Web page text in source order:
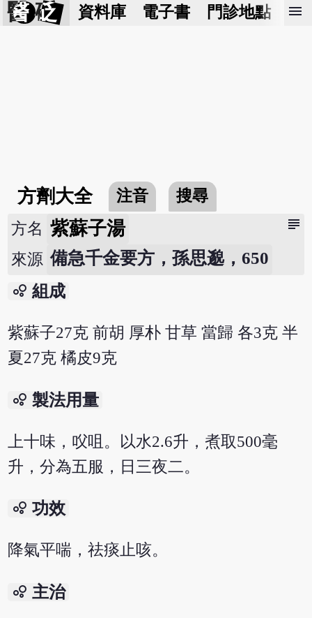
醫 砭 資料庫 電子書 門診地點 預
menu
方劑大全 注音 搜尋
subject
方名 紫蘇子湯
來源 備急千金要方，孫思邈，650
bubble_chart 組成
紫蘇子27克 前胡 厚朴 甘草 當歸 各3克 半
夏27克 橘皮9克
bubble_chart 製法用量
上十味，㕮咀。以水2.6升，煮取500毫
升，分為五服，日三夜二。
bubble_chart 功效
降氣平喘，祛痰止咳。
bubble_chart 主治